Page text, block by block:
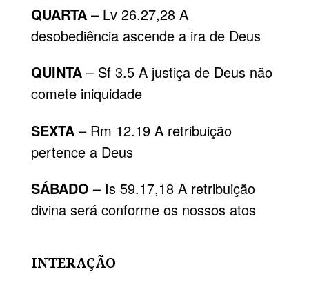
QUARTA– Lv 26.27,28 A
desobediência ascende a ira de Deus
QUINTA– Sf 3.5 A justiça de Deus não
comete iniquidade
SEXTA– Rm 12.19 A retribuição
pertence a Deus
SÁBADO – Is 59.17,18 A retribuição
divina será conforme os nossos atos
INTERAÇÃO